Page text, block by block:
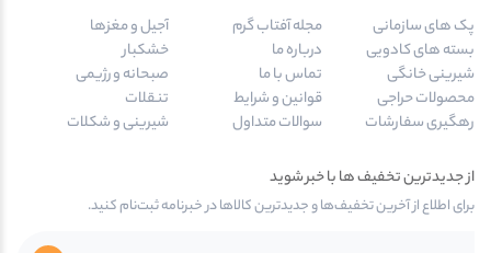
پک های سازمانی
بسته های کادویی
شیرینی خانگی
محصولات حراجی
رهگیری سفارشات
مجله آفتاب گرم
درباره ما
تماس با ما
قوانین و شرایط
سوالات متداول
آجیل و مغزها
خشکبار
صبحانه و رژیمی
تنقلات
شیرینی و شکلات
از جدیدترین تخفیف ها با خبر شوید
برای اطلاع از آخرین تخفیف‌ها و جدیدترین کالاها در خبرنامه ثبت‌نام کنید.